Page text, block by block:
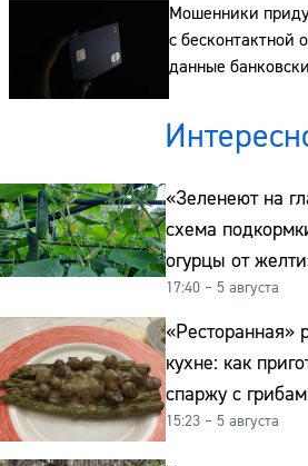
Мошенники
с бесконтактной
данные
«Зеленеют на
схема
огурцы от
урожая
17:40 – 5 августа
«Ресторанная»
кухне: как
спаржу с
15:23 – 5 августа